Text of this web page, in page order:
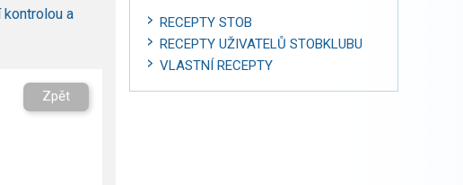
a
Zpět
RECEPTY STOB
RECEPTY UŽIVATELŮ STOBKLUBU
VLASTNÍ RECEPTY